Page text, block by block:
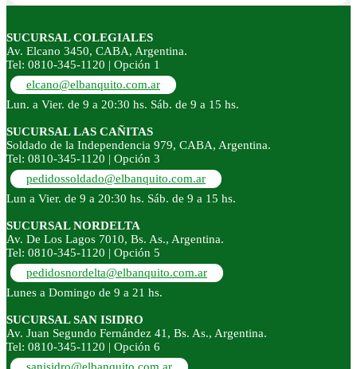
SUCURSAL COLEGIALES
Av. Elcano 3450, CABA, Argentina.
Tel: 0810-345-1120 | Opción 1
elcano@elbanquito.com.ar
Lun. a Vier. de 9 a 20:30 hs. Sáb. de 9 a 15 hs.
SUCURSAL LAS CAÑITAS
Soldado de la Independencia 979, CABA, Argentina.
Tel: 0810-345-1120 | Opción 3
pedidossoldado@elbanquito.com.ar
Lun a Vier. de 9 a 20:30 hs. Sáb. de 9 a 15 hs.
SUCURSAL NORDELTA
Av. De Los Lagos 7010, Bs. As., Argentina.
Tel: 0810-345-1120 | Opción 5
pedidosnordelta@elbanquito.com.ar
Lunes a Domingo de 9 a 21 hs.
SUCURSAL SAN ISIDRO
Av. Juan Segundo Fernández 41, Bs. As., Argentina.
Tel: 0810-345-1120 | Opción 6
sanisidro@elbanquito.com.ar